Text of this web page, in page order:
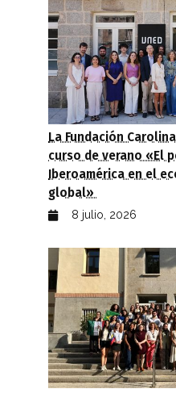
La Fundación
curso de verano «El
Iberoamérica en el
global»
8 julio, 2026